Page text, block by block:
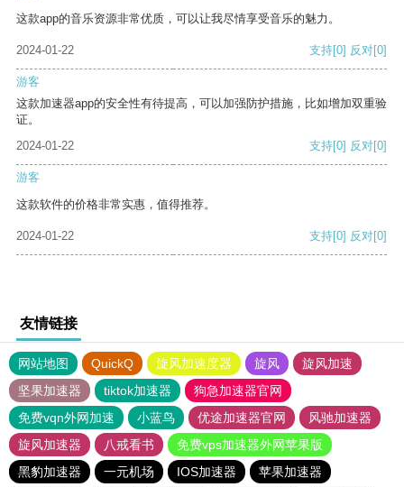
这款app的音乐资源非常优质，可以让我尽情享受音乐的魅力。
2024-01-22 支持[0] 反对[0]
游客
这款加速器app的安全性有待提高，可以加强防护措施，比如增加双重验
证。
2024-01-22
支持[0] 反对[0]
游客
这款软件的价格非常实惠，值得推荐。
2024-01-22 支持[0] 反对[0]
友情链接
网站地图 QuickQ 旋风加速度器 旋风
旋风加速
坚果加速器
tiktok加速器
狗急加速器官网
免费vqn外网加速
小蓝鸟 优途加速器官网
风驰加速器
旋风加速器
八戒看书
免费vps加速器外网苹果版
黑豹加速器
一元机场 IOS加速器
苹果加速器